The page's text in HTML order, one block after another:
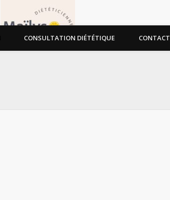
CONSULTATION DIÉTÉTIQUE CONTACT